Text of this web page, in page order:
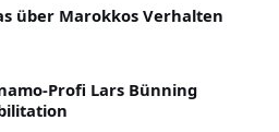
über Marokkos Verhalten
Profi Lars Bünning